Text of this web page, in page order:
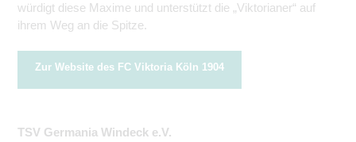
würdigt diese Maxime und unterstützt die „Viktorianer“ auf
ihrem Weg an die Spitze.
Zur Website des FC Viktoria Köln 1904
TSV Germania Windeck e.V.